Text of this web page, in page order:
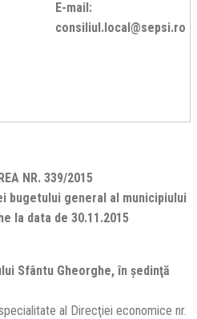
E-mail:
consiliul.local@sepsi.ro
NR. 339/2015
bugetului general al municipiului
la data de 30.11.2015
Sfântu Gheorghe, în şedinţă
al Direcţiei economice nr.